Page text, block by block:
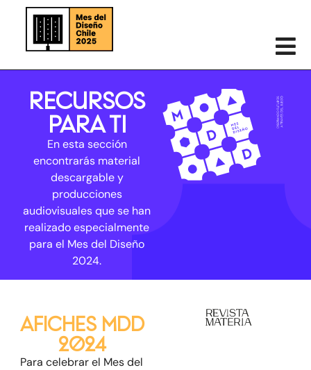
RECURSOS
PARA TI
En esta sección
encontrarás material
descargable y
producciones
audiovisuales que se han
realizado especialmente
para el Mes del Diseño
2024.
AFICHES MDD
2024
Para celebrar el Mes del